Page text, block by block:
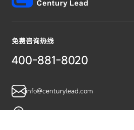
免费咨询热线
400-881-8020
info@centurylead.com